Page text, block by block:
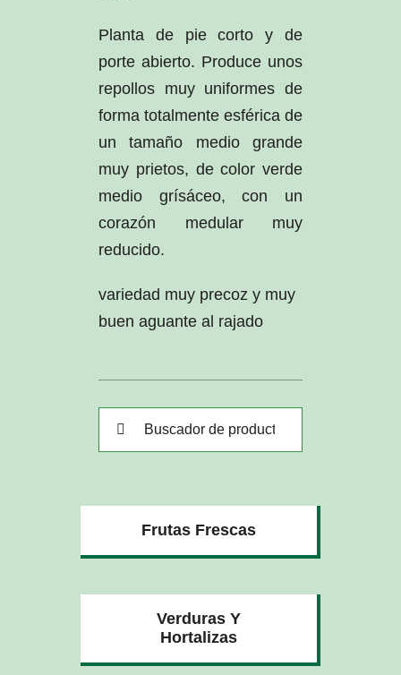
Planta de pie corto y de
porte abierto. Produce unos
repollos muy uniformes de
forma totalmente esférica de
un tamaño medio grande
muy prietos, de color verde
medio grísáceo, con un
corazón medular muy
reducido.
variedad muy precoz y muy
buen aguante al rajado
Buscar:
Frutas Frescas
Verduras Y
Hortalizas